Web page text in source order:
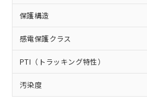
保護構造
感電保護クラス
PTI（トラッキング特性）
汚染度
オムロン制御機器
点は「
販売ネット
在庫状況および標
事前の承諾なく第
示しないようお願
マイパーツ機能（
但し、RoHS指令で産業用監視
適用除外項目は除く。
※2 対応予定月
部品在庫の切り替え状況
DEHP(フタル酸ビス(2-エチル
※2 環境保護使用期限
「ｅ」：有害物質（10物
「10」：通常の使用状
当社は貴社製品を
ル、化学兵器、生
武器並びにこれら
使用いたしません。
当社は、貴社製品
場合は、上記1、2
該第三者に通知し
販売先および販売
在庫なし(最新
たはお客様担
機器販売店・
空
受注生産機種